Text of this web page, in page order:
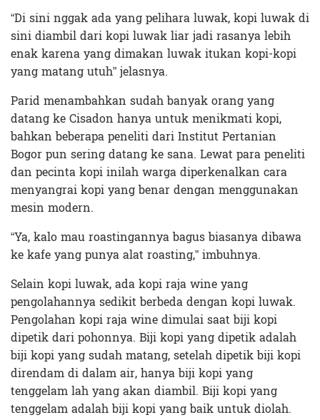
“Di sini nggak ada yang pelihara luwak, kopi luwak di
sini diambil dari kopi luwak liar jadi rasanya lebih
enak karena yang dimakan luwak itukan kopi-kopi
yang matang utuh” jelasnya.
Parid menambahkan sudah banyak orang yang
datang ke Cisadon hanya untuk menikmati kopi,
bahkan beberapa peneliti dari Institut Pertanian
Bogor pun sering datang ke sana. Lewat para peneliti
dan pecinta kopi inilah warga diperkenalkan cara
menyangrai kopi yang benar dengan menggunakan
mesin modern.
“Ya, kalo mau roastingannya bagus biasanya dibawa
ke kafe yang punya alat roasting,” imbuhnya.
Selain kopi luwak, ada kopi raja wine yang
pengolahannya sedikit berbeda dengan kopi luwak.
Pengolahan kopi raja wine dimulai saat biji kopi
dipetik dari pohonnya. Biji kopi yang dipetik adalah
biji kopi yang sudah matang, setelah dipetik biji kopi
direndam di dalam air, hanya biji kopi yang
tenggelam lah yang akan diambil. Biji kopi yang
tenggelam adalah biji kopi yang baik untuk diolah.